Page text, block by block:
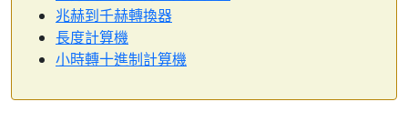
兆赫到千赫轉換器
長度計算機
小時轉十進制計算機